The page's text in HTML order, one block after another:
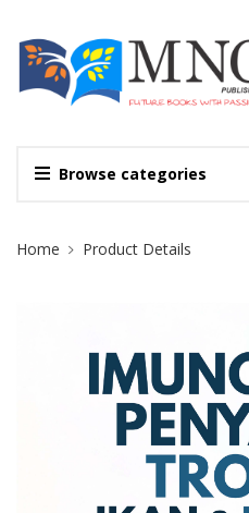
Browse categories
Site Breadcrumb
Home Product Details